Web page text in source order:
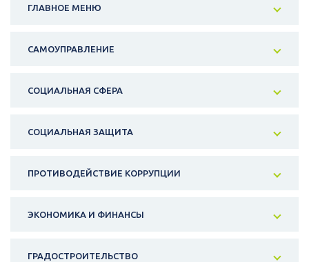
ГЛАВНОЕ МЕНЮ
САМОУПРАВЛЕНИЕ
СОЦИАЛЬНАЯ СФЕРА
СОЦИАЛЬНАЯ ЗАЩИТА
ПРОТИВОДЕЙСТВИЕ КОРРУПЦИИ
ЭКОНОМИКА И ФИНАНСЫ
ГРАДОСТРОИТЕЛЬСТВО